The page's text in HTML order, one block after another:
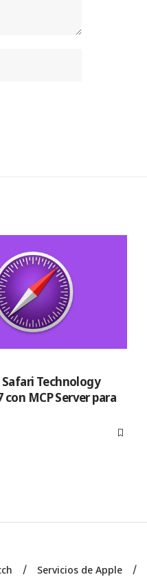
Technology
con MCP Server para
Servicios de Apple